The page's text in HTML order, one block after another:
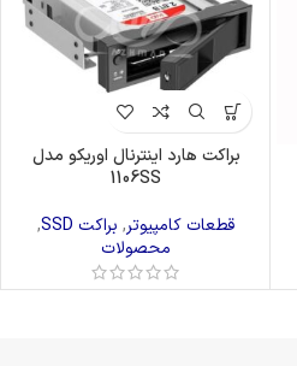
براکت هارد اینترنال اوریکو مدل
1106SS
قطعات کامپیوتر, براکت SSD
,
محصولات